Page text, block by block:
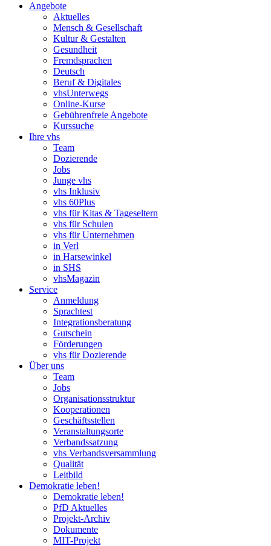
Angebote
Aktuelles
Mensch & Gesellschaft
Kultur & Gestalten
Gesundheit
Fremdsprachen
Deutsch
Beruf & Digitales
vhsUnterwegs
Online-Kurse
Gebührenfreie Angebote
Kurssuche
Ihre vhs
Team
Dozierende
Jobs
Junge vhs
vhs Inklusiv
vhs 60Plus
vhs für Kitas & Tageseltern
vhs für Schulen
vhs für Unternehmen
in Verl
in Harsewinkel
in SHS
vhsMagazin
Service
Anmeldung
Sprachtest
Integrationsberatung
Gutschein
Förderungen
vhs für Dozierende
Über uns
Team
Jobs
Organisationsstruktur
Kooperationen
Geschäftsstellen
Veranstaltungsorte
Verbandssatzung
vhs Verbandsversammlung
Qualität
Leitbild
Demokratie leben!
Demokratie leben!
PfD Aktuelles
Projekt-Archiv
Dokumente
MIT-Projekt